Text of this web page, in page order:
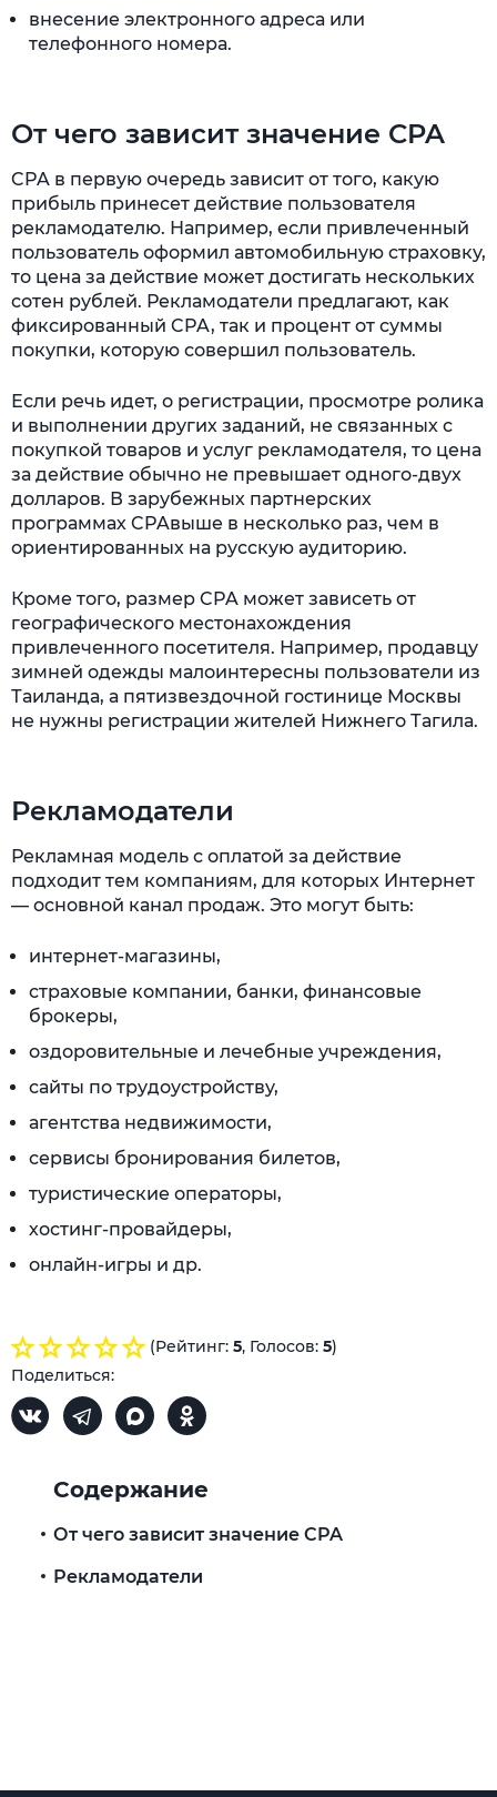
внесение электронного адреса или
телефонного номера.
От чего зависит значение CPA
CPA в первую очередь зависит от того, какую
прибыль принесет действие пользователя
рекламодателю. Например, если привлеченный
пользователь оформил автомобильную страховку,
то цена за действие может достигать нескольких
сотен рублей. Рекламодатели предлагают, как
фиксированный CPA, так и процент от суммы
покупки, которую совершил пользователь.
Если речь идет, о регистрации, просмотре ролика
и выполнении других заданий, не связанных с
покупкой товаров и услуг рекламодателя, то цена
за действие обычно не превышает одного-двух
долларов. В зарубежных партнерских
программах CPAвыше в несколько раз, чем в
ориентированных на русскую аудиторию.
Кроме того, размер CPA может зависеть от
географического местонахождения
привлеченного посетителя. Например, продавцу
зимней одежды малоинтересны пользователи из
Таиланда, а пятизвездочной гостинице Москвы
не нужны регистрации жителей Нижнего Тагила.
Рекламодатели
Рекламная модель с оплатой за действие
подходит тем компаниям, для которых Интернет
— основной канал продаж. Это могут быть:
интернет-магазины,
страховые компании, банки, финансовые
брокеры,
оздоровительные и лечебные учреждения,
сайты по трудоустройству,
агентства недвижимости,
сервисы бронирования билетов,
туристические операторы,
хостинг-провайдеры,
онлайн-игры и др.
(Рейтинг: 5, Голосов: 5)
Поделиться:
Содержание
От чего зависит значение CPA
Рекламодатели